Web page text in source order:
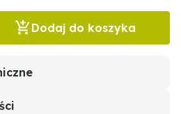
Dodaj do koszyka